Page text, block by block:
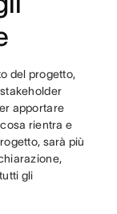
del progetto,
apportare
rientra e
sarà più
gli